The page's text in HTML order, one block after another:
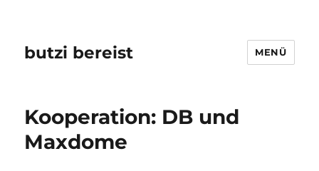
butzi bereist MENÜ
Kooperation: DB und
Maxdome